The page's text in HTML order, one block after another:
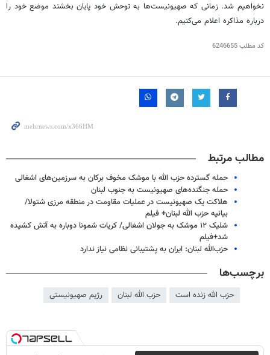
نخواهیم شد. زمانی که صهیونیست‌ها به توحش خود پایان بخشند موضع خود را
درباره مذاکره اعلام می‌کنیم.
کد مطلب6246655
مطالب مرتبط
حمله گسترده حزب الله با موشک مخوف برکان به سرزمین‌های اشغالی
حمله جنگنده‌های صهیونیست به جنوب لبنان
هلاکت یک صهیونیست در عملیات مقاومت در منطقه مرزی شتولا/
بیانیه حزب الله لبنان+ فیلم
شلیک ۱۲ موشک به جولان اشغالی/ کریات شمونا دوباره به آتش کشیده
شد+فیلم
حزب‌الله لبنان: ایران به پشتیبانی نظامی نیاز ندارد
برچسب‌ها
حزب الله زنده است حزب الله لبنان رژیم صهیونیستی